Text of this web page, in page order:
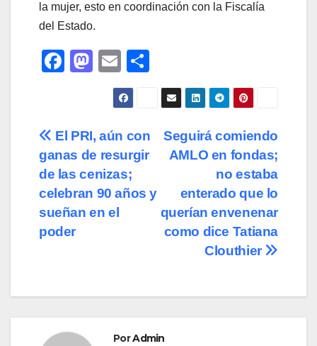
la mujer, esto en coordinación con la Fiscalía
del Estado.
F
e
b
o
o
k
M
o
d
o
n
E
m
ail
o
m
p
ar
Navegación
de
entradas
Seguirá comiendo
AMLO en fondas;
no estaba
enterado que lo
querían envenenar
como dice Tatiana
Clouthier
El PRI, aún con
ganas de resurgir
de las cenizas;
celebran 90 años y
sueñan en el
poder
PorAdmin